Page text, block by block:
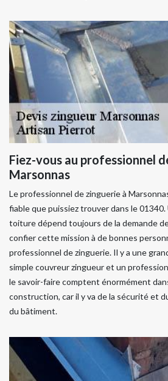
Fiez-vous au professionnel
Marsonnas
Le professionnel de zinguerie à
fiable que puissiez trouver dans le
toiture dépend toujours de la demande
confier cette mission à de bonnes
professionnel de zinguerie. Il y a une
simple couvreur zingueur et un
le savoir-faire comptent énormément
construction, car il y va de la sécurité et
du bâtiment.